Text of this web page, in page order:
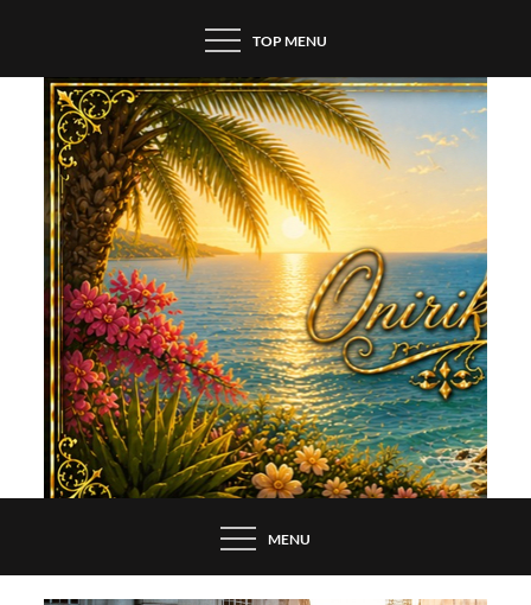
content
TOP MENU
MENU